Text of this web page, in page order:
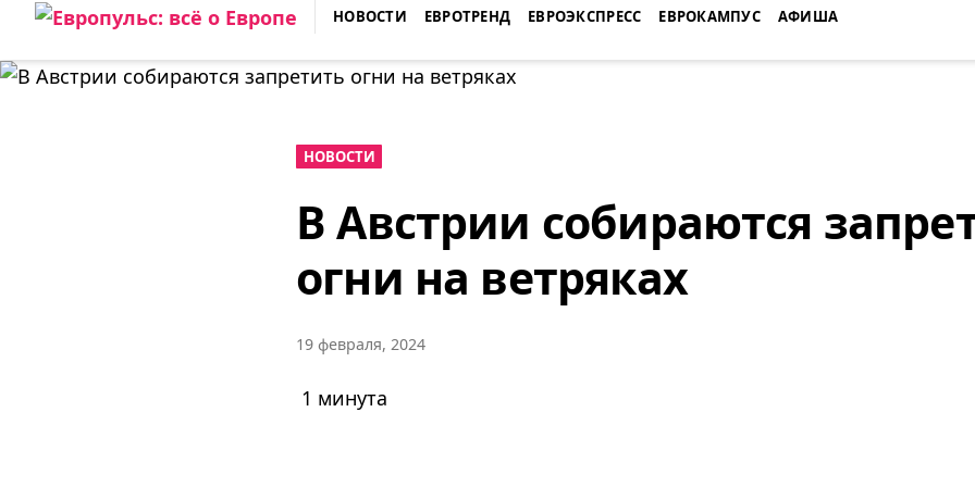
Skip
content
ЕВРОПУЛЬС: ВСЁ О ЕВРОПЕ
НОВОСТИ ЕВРОТРЕНД ЕВРОЭКСПРЕСС ЕВРОКАМПУС АФИША
НОВОСТИ
В Австрии собираются
огни на ветряках
19 февраля, 2024
1 минута